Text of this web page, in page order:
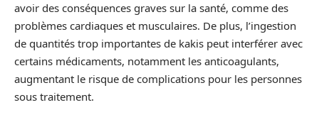
avoir des conséquences graves sur la santé, comme des
problèmes cardiaques et musculaires. De plus, l’ingestion
de quantités trop importantes de kakis peut interférer avec
certains médicaments, notamment les anticoagulants,
augmentant le risque de complications pour les personnes
sous traitement.